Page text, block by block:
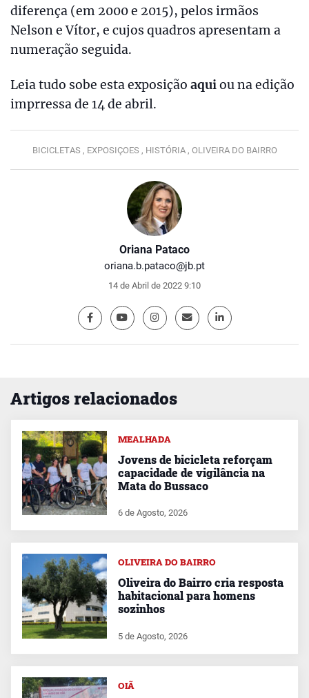
Oriana Pataco
oriana.b.pataco@jb.pt
14 de Abril de 2022 9:10
diferença (em 2000 e 2015), pelos irmãos
Nelson e Vítor, e cujos quadros apresentam a
numeração seguida.
Leia tudo sobe esta exposição aquiou na edição
imprressa de 14 de abril.
BICICLETAS , EXPOSIÇOES , HISTÓRIA , OLIVEIRA DO BAIRRO
Artigos relacionados
MEALHADA
Jovens de bicicleta reforçam
capacidade de vigilância na
Mata do Bussaco
6 de Agosto, 2026
OLIVEIRA DO BAIRRO
Oliveira do Bairro cria resposta
habitacional para homens
sozinhos
5 de Agosto, 2026
OIÃ